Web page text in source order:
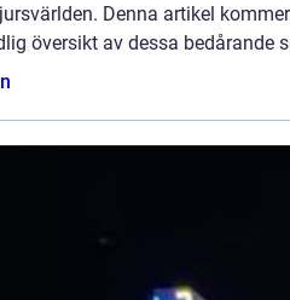
Denna artikel
översikt av dessa bedårande